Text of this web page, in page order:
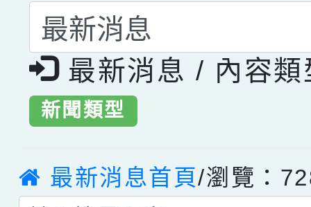
選擇後頁面內容會更
最新消息 / 內容類
新聞類型
最新消息首頁/瀏覽：